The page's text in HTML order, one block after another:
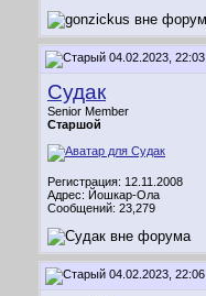
04.02.2023, 22:03
Судак
Senior Member
Старшой
Регистрация: 12.11.2008
Адрес: Йошкар-Ола
Сообщений: 23,279
04.02.2023, 22:06